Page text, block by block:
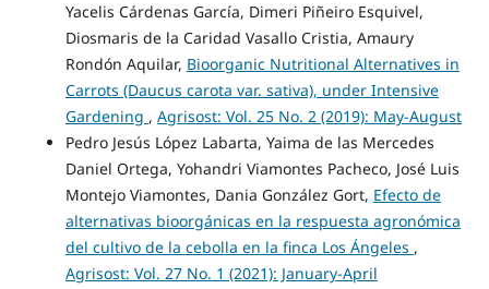
Yacelis Cárdenas García, Dimeri Piñeiro Esquivel,
Diosmaris de la Caridad Vasallo Cristia, Amaury
Rondón Aquilar, Bioorganic Nutritional Alternatives in
Carrots (Daucus carota var. sativa), under Intensive
Gardening , Agrisost: Vol. 25 No. 2 (2019): May-August
Pedro Jesús López Labarta, Yaima de las Mercedes
Daniel Ortega, Yohandri Viamontes Pacheco, José Luis
Montejo Viamontes, Dania González Gort, Efecto de
alternativas bioorgánicas en la respuesta agronómica
del cultivo de la cebolla en la finca Los Ángeles ,
Agrisost: Vol. 27 No. 1 (2021): January-April